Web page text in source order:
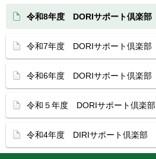
令和8年度 DORIサポート倶楽部
令和7年度 DORIサポート倶楽部
令和6年度 DORIサポート倶楽部
令和５年度 DORIサポート倶楽部
令和4年度 DIRIサポート倶楽部